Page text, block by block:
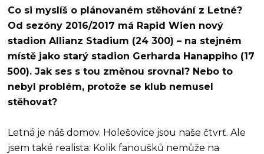
Co si myslíš o plánovaném stěhování z Letné?
Od sezóny 2016/2017 má Rapid Wien nový
stadion Allianz Stadium (24 300) – na stejném
místě jako starý stadion Gerharda Hanappiho (17
500). Jak ses s tou změnou srovnal? Nebo to
nebyl problém, protože se klub nemusel
stěhovat?
Letná je náš domov. Holešovice jsou naše čtvrť. Ale
jsem také realista: Kolik fanoušků nemůže na